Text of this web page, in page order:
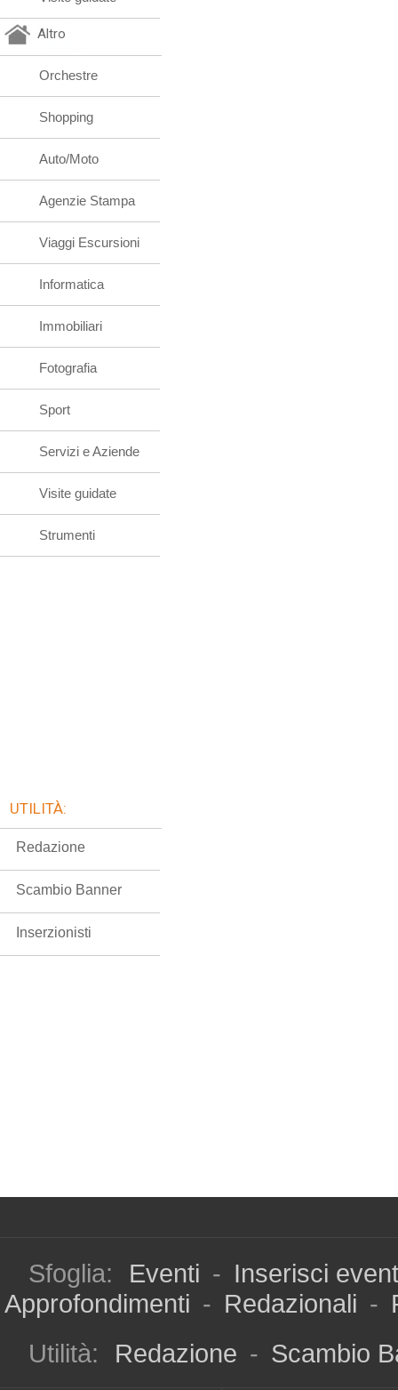
Altro
Orchestre
Shopping
Auto/Moto
Agenzie Stampa
Viaggi Escursioni
Informatica
Immobiliari
Fotografia
Sport
Servizi e Aziende
Visite guidate
Strumenti
UTILITÀ:
Redazione
Scambio Banner
Inserzionisti
Sfoglia: Eventi - Inserisci
Approfondimenti - Redazionali -
Utilità:
Redazione - Scambio